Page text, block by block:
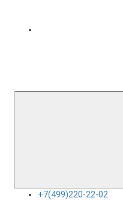
+7(499)220-22-02